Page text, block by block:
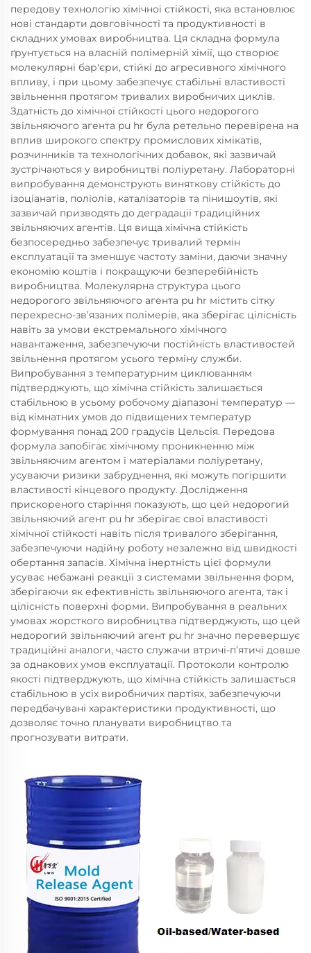
передову технологію хімічної стійкості, яка встановлює
нові стандарти довговічності та продуктивності в
складних умовах виробництва. Ця складна формула
ґрунтується на власній полімерній хімії, що створює
молекулярні бар'єри, стійкі до агресивного хімічного
впливу, і при цьому забезпечує стабільні властивості
звільнення протягом тривалих виробничих циклів.
Здатність до хімічної стійкості цього недорогого
звільняючого агента pu hr була ретельно перевірена на
вплив широкого спектру промислових хімікатів,
розчинників та технологічних добавок, які зазвичай
зустрічаються у виробництві поліуретану. Лабораторні
випробування демонструють виняткову стійкість до
ізоціанатів, поліолів, каталізаторів та пінишоутів, які
зазвичай призводять до деградації традиційних
звільняючих агентів. Ця вища хімічна стійкість
безпосередньо забезпечує тривалий термін
експлуатації та зменшує частоту заміни, даючи значну
економію коштів і покращуючи безперебійність
виробництва. Молекулярна структура цього
недорогого звільняючого агента pu hr містить сітку
перехресно-зв’язаних полімерів, яка зберігає цілісність
навіть за умови екстремального хімічного
навантаження, забезпечуючи постійність властивостей
звільнення протягом усього терміну служби.
Випробування з температурним циклюванням
підтверджують, що хімічна стійкість залишається
стабільною в усьому робочому діапазоні температур —
від кімнатних умов до підвищених температур
формування понад 200 градусів Цельсія. Передова
формула запобігає хімічному проникненню між
звільняючим агентом і матеріалами поліуретану,
усуваючи ризики забруднення, які можуть погіршити
властивості кінцевого продукту. Дослідження
прискореного старіння показують, що цей недорогий
звільняючий агент pu hr зберігає свої властивості
хімічної стійкості навіть після тривалого зберігання,
забезпечуючи надійну роботу незалежно від швидкості
обертання запасів. Хімічна інертність цієї формули
усуває небажані реакції з системами звільнення форм,
зберігаючи як ефективність звільняючого агента, так і
цілісність поверхні форми. Випробування в реальних
умовах жорсткого виробництва підтверджують, що цей
недорогий звільняючий агент pu hr значно перевершує
традиційні аналоги, часто служачи втричі-п’ятичі довше
за однакових умов експлуатації. Протоколи контролю
якості підтверджують, що хімічна стійкість залишається
стабільною в усіх виробничих партіях, забезпечуючи
передбачувані характеристики продуктивності, що
дозволяє точно планувати виробництво та
прогнозувати витрати.